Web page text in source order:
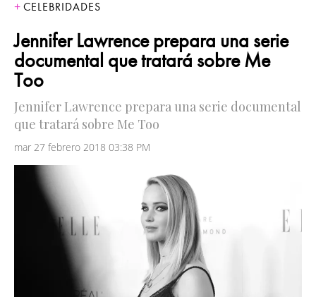
CELEBRIDADES
Jennifer Lawrence prepara una serie
documental que tratará sobre Me
Too
Jennifer Lawrence prepara una serie documental
que tratará sobre Me Too
mar 27 febrero 2018 03:38 PM